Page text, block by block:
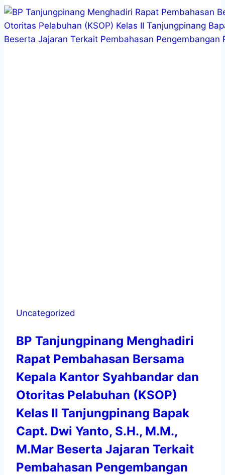
Uncategorized
BP Tanjungpinang Menghadiri
Rapat Pembahasan Bersama
Kepala Kantor Syahbandar dan
Otoritas Pelabuhan (KSOP)
Kelas II Tanjungpinang Bapak
Capt. Dwi Yanto, S.H., M.M.,
M.Mar Beserta Jajaran Terkait
Pembahasan Pengembangan